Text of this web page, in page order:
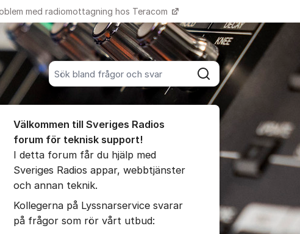
Sök bland alla inlägg
Sök
med radiomottagning hos Teracom Fler supportlänkar
kommentaren
inställningar för inlägg/kommentar
Välkommen till Sveriges Radios
forum för teknisk support!
I detta forum får du hjälp med
Sveriges Radios appar, webbtjänster
och annan teknik.
Kollegerna på Lyssnarservice svarar
på frågor som rör vårt utbud: